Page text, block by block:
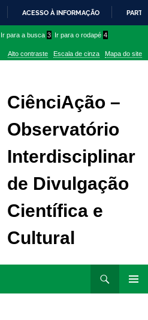
PARA
CONTEÚDO
ACESSO À INFORMAÇÃO
Ir para a busca 3 Ir para o rodapé 4
Alto contraste Escala de cinza Mapa do site
CiênciAção –
Observatório
Interdisciplinar
de Divulgação
Científica e
Cultural